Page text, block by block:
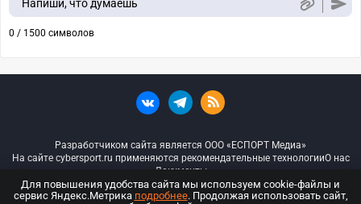
Напиши, что думаешь
0 / 1500 символов
Разработчиком сайта является ООО «ЕСПОРТ Медиа»
На сайте cybersport.ru применяются рекомендательные технологииО нас
Документы
© ООО «Киберспорт.ру» — Все права защищены
Для повышения удобства сайта мы используем cookie-файлы и
сервис Яндекс.Метрика подробнее. Продолжая использовать сайт,